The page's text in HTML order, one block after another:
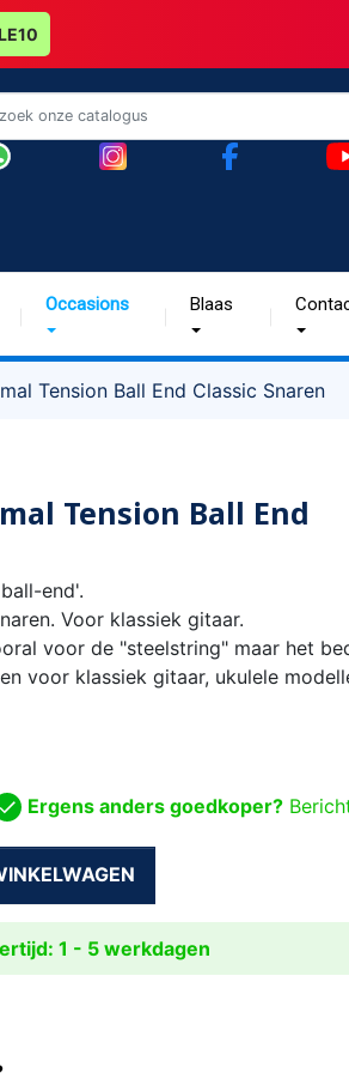
Occasions Blaas
Tension Ball End Classic Snaren
Tension Ball End
end'.
Voor klassiek gitaar.
voor de "steelstring" maar het
voor klassiek gitaar, ukulele
Ergens anders goedkoper?
1 - 5 werkdagen